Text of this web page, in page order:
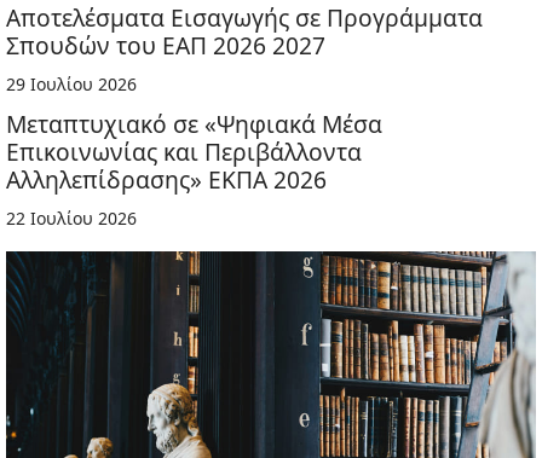
Αποτελέσματα Εισαγωγής σε Προγράμματα
Σπουδών του ΕΑΠ 2026 2027
29 Ιουλίου 2026
Μεταπτυχιακό σε «Ψηφιακά Μέσα
Επικοινωνίας και Περιβάλλοντα
Αλληλεπίδρασης» ΕΚΠΑ 2026
22 Ιουλίου 2026